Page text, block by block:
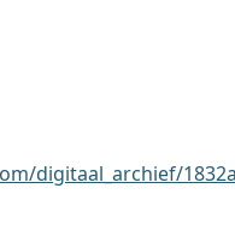
digitaal_archief/